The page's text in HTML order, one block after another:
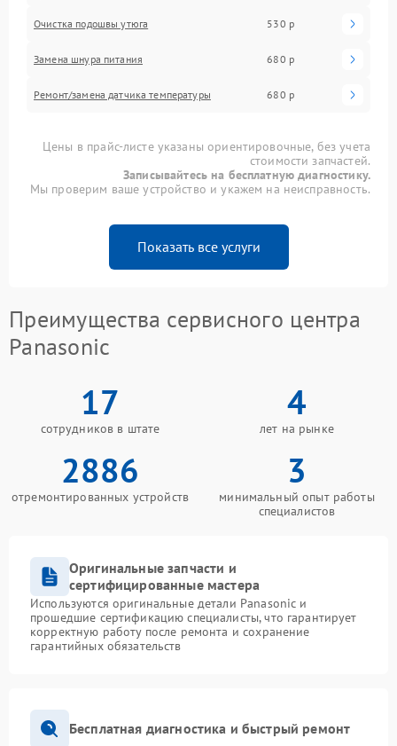
Очистка подошвы утюга 530 р
Замена шнура питания 680 р
Ремонт/замена датчика температуры 680 р
Цены в прайс-листе указаны ориентировочные, без учета
стоимости запчастей.
Записывайтесь на бесплатную диагностику.
Мы проверим ваше устройство и укажем на неисправность.
Показать все услуги
Преимущества сервисного центра
Panasonic
17
сотрудников в штате
4
лет на рынке
2886
отремонтированных устройств
3
минимальный опыт работы
специалистов
Оригинальные запчасти и
сертифицированные мастера
Используются оригинальные детали Panasonic и
прошедшие сертификацию специалисты, что гарантирует
корректную работу после ремонта и сохранение
гарантийных обязательств
Бесплатная диагностика и быстрый ремонт